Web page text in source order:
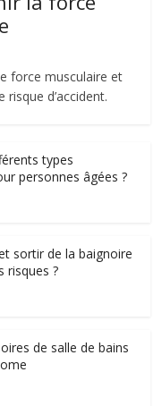
force musculaire et
d’accident.
types
personnes âgées ?
sortir de la baignoire
risques ?
de salle de bains